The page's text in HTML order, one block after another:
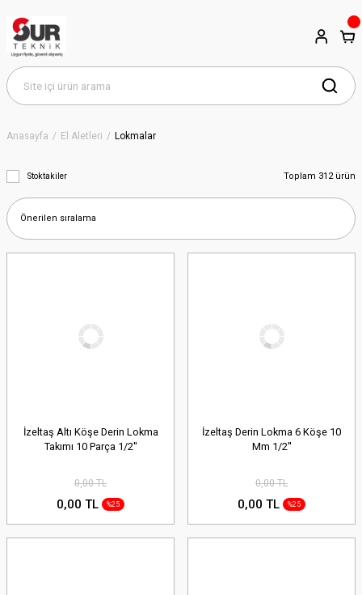
Anasayfa El Aletleri Lokmalar
Stoktakiler Toplam 312 ürün
İzeltaş Altı Köşe Derin Lokma
Takımı 10 Parça 1/2''
0,00 TL
0,00 TL %25
İzeltaş Derin Lokma 6 Köşe 10
Mm 1/2''
0,00 TL
0,00 TL %25